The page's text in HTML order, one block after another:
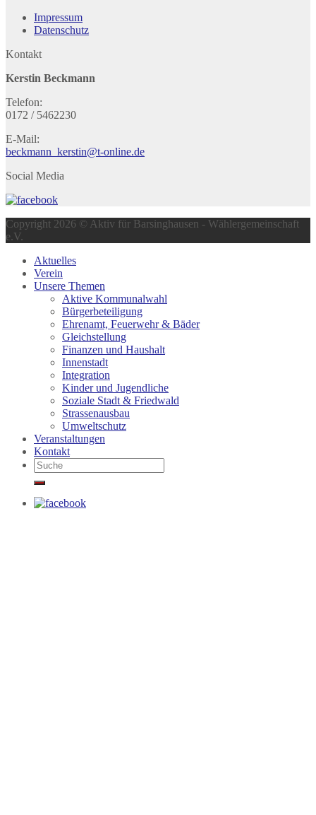
Impressum
Datenschutz
Kontakt
Kerstin Beckmann
Telefon:
0172 / 5462230
E-Mail:
beckmann_kerstin@t-online.de
Social Media
Copyright 2026 © Aktiv für Barsinghausen - Wählergemeinschaft
e.V.
Aktuelles
Verein
Unsere Themen
Aktive Kommunalwahl
Bürgerbeteiligung
Ehrenamt, Feuerwehr & Bäder
Gleichstellung
Finanzen und Haushalt
Innenstadt
Integration
Kinder und Jugendliche
Soziale Stadt & Friedwald
Strassenausbau
Umweltschutz
Veranstaltungen
Kontakt